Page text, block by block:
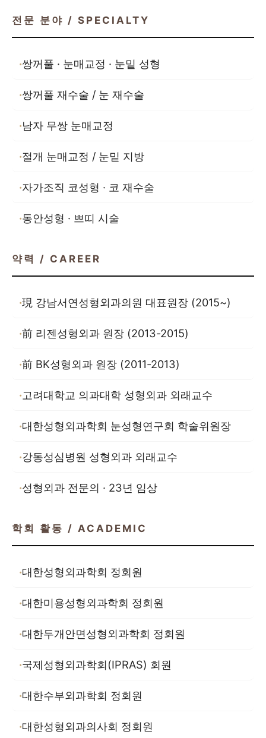
전문 분야 / SPECIALTY
쌍꺼풀 · 눈매교정 · 눈밑 성형
쌍꺼풀 재수술 / 눈 재수술
남자 무쌍 눈매교정
절개 눈매교정 / 눈밑 지방
자가조직 코성형 · 코 재수술
동안성형 · 쁘띠 시술
약력 / CAREER
現 강남서연성형외과의원 대표원장 (2015~)
前 리젠성형외과 원장 (2013-2015)
前 BK성형외과 원장 (2011-2013)
고려대학교 의과대학 성형외과 외래교수
대한성형외과학회 눈성형연구회 학술위원장
강동성심병원 성형외과 외래교수
성형외과 전문의 · 23년 임상
학회 활동 / ACADEMIC
대한성형외과학회 정회원
대한미용성형외과학회 정회원
대한두개안면성형외과학회 정회원
국제성형외과학회(IPRAS) 회원
대한수부외과학회 정회원
대한성형외과의사회 정회원